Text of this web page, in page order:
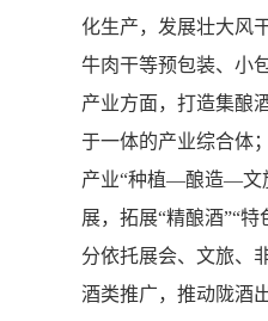
化生产，发展壮大风
牛肉干等预包装、小
产业方面，打造集酿
于一体的产业综合体
产业“种植—酿造—文
展，拓展“精酿酒”“
分依托展会、文旅、
酒类推广，推动陇酒